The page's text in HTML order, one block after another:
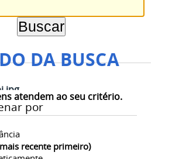
DA BUSCA
atendem ao seu critério.
por
recente primeiro)
2015 08h49
presidente Lula participa